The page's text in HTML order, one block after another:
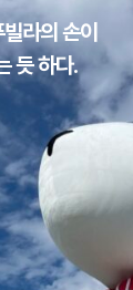
라의 손이
듯 하다.